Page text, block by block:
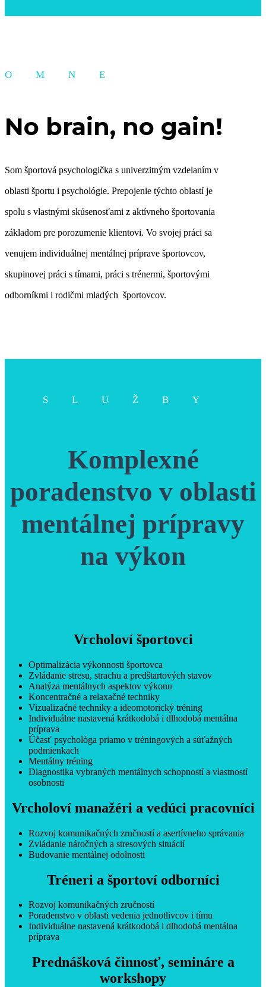
OMNE
No brain, no gain!
Som športová psychologička s univerzitným vzdelaním v
oblasti športu i psychológie. Prepojenie týchto oblastí je
spolu s vlastnými skúsenosťami z aktívneho športovania
základom pre porozumenie klientovi. Vo svojej práci sa
venujem individuálnej mentálnej príprave športovcov,
skupinovej práci s tímami, práci s trénermi, športovými
odborníkmi i rodičmi mladých športovcov.
SLUŽBY
Komplexné
poradenstvo v oblasti
mentálnej prípravy
na výkon
Vrcholoví športovci
Optimalizácia výkonnosti športovca
Zvládanie stresu, strachu a predštartových stavov
Analýza mentálnych aspektov výkonu
Koncentračné a relaxačné techniky
Vizualizačné techniky a ideomotorický tréning
Individuálne nastavená krátkodobá i dlhodobá mentálna
príprava
Účasť psychológa priamo v tréningových a súťažných
podmienkach
Mentálny tréning
Diagnostika vybraných mentálnych schopností a vlastností
osobnosti
Vrcholoví manažéri a vedúci pracovníci
Rozvoj komunikačných zručností a asertívneho správania
Zvládanie náročných a stresových situácií
Budovanie mentálnej odolnosti
Tréneri a športoví odborníci
Rozvoj komunikačných zručností
Poradenstvo v oblasti vedenia jednotlivcov i tímu
Individuálne nastavená krátkodobá i dlhodobá mentálna
príprava
Prednášková činnosť, semináre a
workshopy